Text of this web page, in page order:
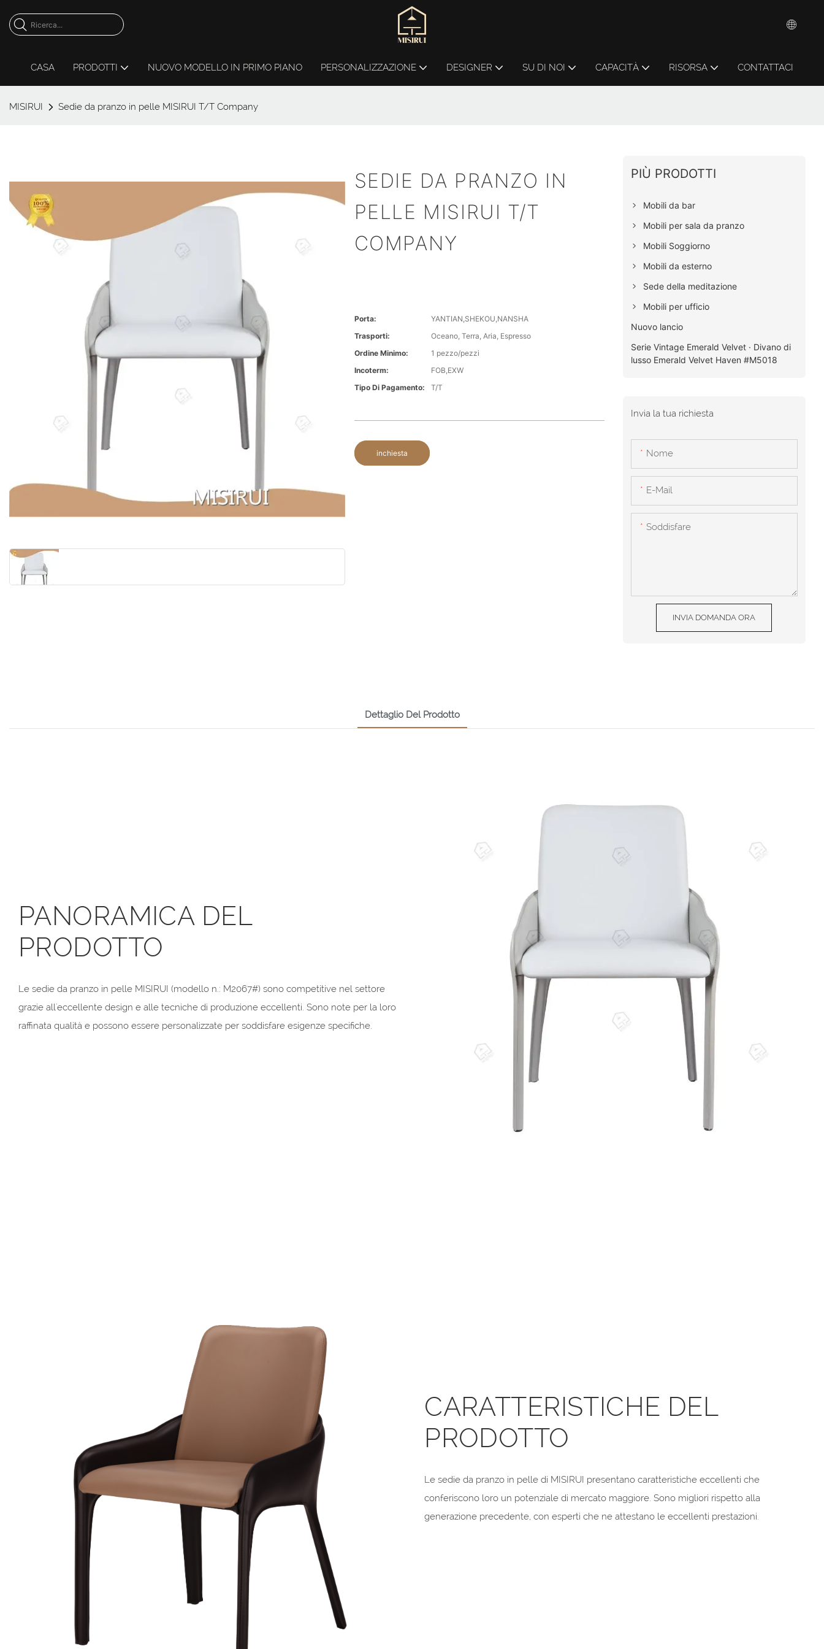
CASA PRODOTTI NUOVO MODELLO IN PRIMO PIANO PERSONALIZZAZIONE DESIGNER SU DI NOI CAPACITÀ RISORSA CONTATTACI
MISIRUI Sedie da pranzo in pelle MISIRUI T/T Company
SEDIE DA PRANZO IN
PELLE MISIRUI T/T
COMPANY
Porta:
YANTIAN,SHEKOU,NANSHA
Trasporti:
Oceano, Terra, Aria, Espresso
Ordine Minimo:
1 pezzo/pezzi
Incoterm:
FOB,EXW
Tipo Di Pagamento:
T/T
inchiesta
PIÙ PRODOTTI
Mobili da bar
Mobili per sala da pranzo
Mobili Soggiorno
Mobili da esterno
Sede della meditazione
Mobili per ufficio
Nuovo lancio
Serie Vintage Emerald Velvet · Divano di
lusso Emerald Velvet Haven #M5018
Invia la tua richiesta
Nome
E-Mail
Soddisfare
INVIA DOMANDA ORA
Dettaglio Del Prodotto
PANORAMICA DEL
PRODOTTO
Le sedie da pranzo in pelle MISIRUI (modello n.: M2067#) sono competitive nel settore
grazie all'eccellente design e alle tecniche di produzione eccellenti. Sono note per la loro
raffinata qualità e possono essere personalizzate per soddisfare esigenze specifiche.
CARATTERISTICHE DEL
PRODOTTO
Le sedie da pranzo in pelle di MISIRUI presentano caratteristiche eccellenti che
conferiscono loro un potenziale di mercato maggiore. Sono migliori rispetto alla
generazione precedente, con esperti che ne attestano le eccellenti prestazioni.